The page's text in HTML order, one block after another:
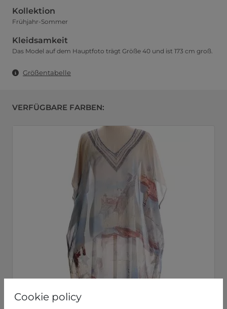
Cookie policy
Kollektion
Frühjahr-Sommer
Kleidsamkeit
Das Model auf dem Hauptfoto trägt Größe 40 und ist 173 cm groß.
Größentabelle
VERFÜGBARE FARBEN: